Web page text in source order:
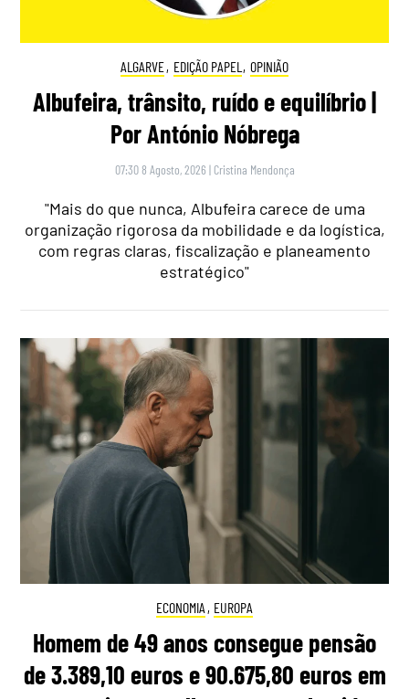
ALGARVE, EDIÇÃO PAPEL , OPINIÃO
Albufeira, trânsito, ruído e equilíbrio |
Por António Nóbrega
07:30 8 Agosto, 2026 | Cristina Mendonça
"Mais do que nunca, Albufeira carece de uma
organização rigorosa da mobilidade e da logística,
com regras claras, fiscalização e planeamento
estratégico"
ECONOMIA , EUROPA
Homem de 49 anos consegue pensão
de 3.389,10 euros e 90.675,80 euros em